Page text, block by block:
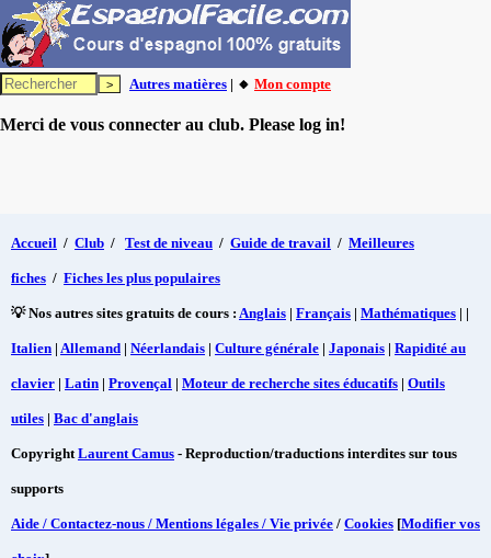
Autres matières | 🔸 Mon compte
Merci de vous connecter au club. Please log in!
Accueil / Club / Test de niveau / Guide de travail / Meilleures
fiches / Fiches les plus populaires
💡 Nos autres sites gratuits de cours : Anglais | Français | Mathématiques | |
Italien | Allemand | Néerlandais | Culture générale | Japonais | Rapidité au
clavier | Latin | Provençal | Moteur de recherche sites éducatifs | Outils
utiles | Bac d'anglais
CopyrightLaurent Camus - Reproduction/traductions interdites sur tous
supports
Aide / Contactez-nous / Mentions légales / Vie privée / Cookies [Modifier vos